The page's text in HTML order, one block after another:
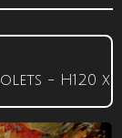
- H120 x